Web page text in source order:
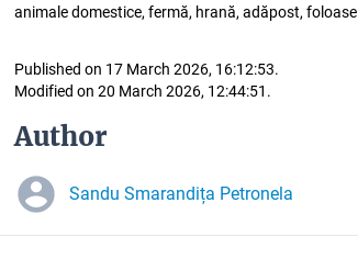
animale domestice, fermă, hrană, adăpost, foloase
Published on 17 March 2026, 16:12:53.
Modified on 20 March 2026, 12:44:51.
Author
Sandu Smarandița Petronela